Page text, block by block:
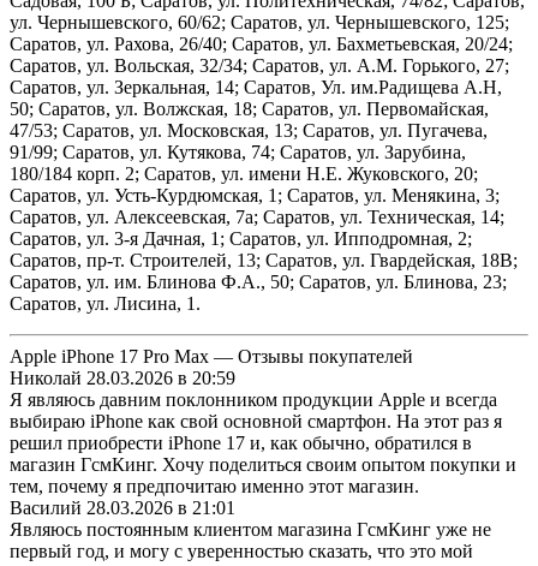
ул. Чернышевского, 60/62; Саратов, ул. Чернышевского, 125;
Саратов, ул. Рахова, 26/40; Саратов, ул. Бахметьевская, 20/24;
Саратов, ул. Вольская, 32/34; Саратов, ул. А.М. Горького, 27;
Саратов, ул. Зеркальная, 14; Саратов, Ул. им.Радищева А.Н,
50; Саратов, ул. Волжская, 18; Саратов, ул. Первомайская,
47/53; Саратов, ул. Московская, 13; Саратов, ул. Пугачева,
91/99; Саратов, ул. Кутякова, 74; Саратов, ул. Зарубина,
180/184 корп. 2; Саратов, ул. имени Н.Е. Жуковского, 20;
Саратов, ул. Усть-Курдюмская, 1; Саратов, ул. Менякина, 3;
Саратов, ул. Алексеевская, 7а; Саратов, ул. Техническая, 14;
Саратов, ул. 3-я Дачная, 1; Саратов, ул. Ипподромная, 2;
Саратов, пр-т. Строителей, 13; Саратов, ул. Гвардейская, 18В;
Саратов, ул. им. Блинова Ф.А., 50; Саратов, ул. Блинова, 23;
Саратов, ул. Лисина, 1.
Apple iPhone 17 Pro Max — Отзывы покупателей
Николай 28.03.2026 в 20:59
Я являюсь давним поклонником продукции Apple и всегда
выбираю iPhone как свой основной смартфон. На этот раз я
решил приобрести iPhone 17 и, как обычно, обратился в
магазин ГсмКинг. Хочу поделиться своим опытом покупки и
тем, почему я предпочитаю именно этот магазин.
Василий 28.03.2026 в 21:01
Являюсь постоянным клиентом магазина ГсмКинг уже не
первый год, и могу с уверенностью сказать, что это мой